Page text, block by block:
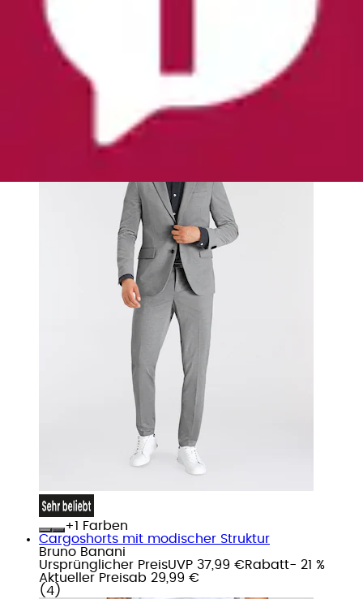
Anzug »Jersey« Sakko & Hose, normal elastische
Qualität
Bruno Banani
Ursprünglicher Preis
Rabatt- 18 %
Aktueller Preis
68,99 €
+
Farben
Cargoshorts mit modischer Struktur
Bruno Banani
Ursprünglicher PreisUVP 37,99 €Rabatt- 21 %
Aktueller Preisab 29,99 €
( 4 )